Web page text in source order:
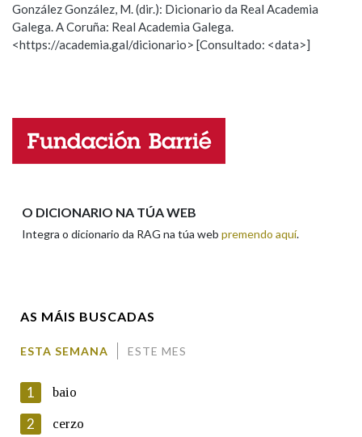
OUTRAS OPCIÓNS DE BUSCA
Pertence a
Observación Hai un erro na palabra
Propoño mellorar a definición
Nome
González González, M. (dir.): Dicionario da Real Academia
Galega. A Coruña: Real Academia Galega.
<https://academia.gal/dicionario> [Consultado: <data>]
O DICIONARIO NA TÚA WEB
Integra o dicionario da RAG na túa web premendo aquí.
AS MÁIS BUSCADAS
ESTA SEMANA ESTE MES
1 baio
2 cerzo